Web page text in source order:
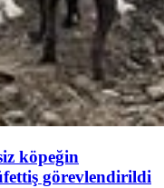
köpeğin
görevlendirildi